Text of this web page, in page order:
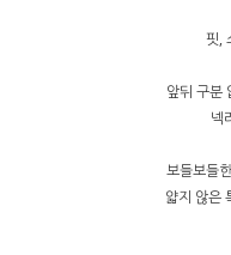
핏,
앞뒤 구분
넥
보들보들
얇지 않은